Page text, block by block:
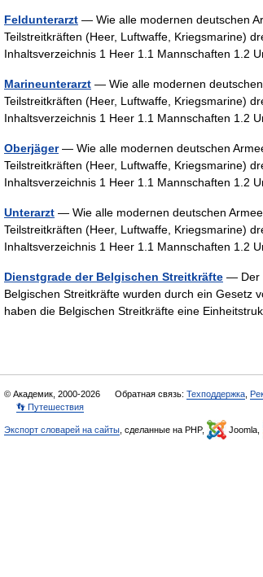
Feldunterarzt — Wie alle modernen deutschen
Teilstreitkräften (Heer, Luftwaffe, Kriegsmarine)
Inhaltsverzeichnis 1 Heer 1.1 Mannschaften 1.2
Marineunterarzt — Wie alle modernen
Teilstreitkräften (Heer, Luftwaffe, Kriegsmarine)
Inhaltsverzeichnis 1 Heer 1.1 Mannschaften 1.2
Oberjäger— Wie alle modernen deutschen
Teilstreitkräften (Heer, Luftwaffe, Kriegsmarine)
Inhaltsverzeichnis 1 Heer 1.1 Mannschaften 1.2
Unterarzt — Wie alle modernen deutschen
Teilstreitkräften (Heer, Luftwaffe, Kriegsmarine)
Inhaltsverzeichnis 1 Heer 1.1 Mannschaften 1.2
Dienstgrade der Belgischen Streitkräfte — Der
Belgischen Streitkräfte wurden durch ein Gesetz
haben die Belgischen Streitkräfte eine
© Академик, 2000-2026 Обратная связь: Техподдержка
👣 Путешествия
Экспорт словарей на сайты , сделанные на PHP, Joomla,